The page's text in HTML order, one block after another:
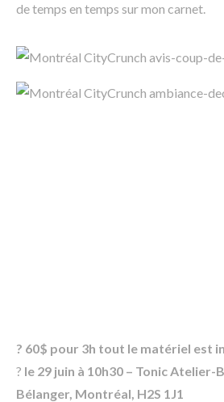
de temps en temps sur mon carnet.
? 60$ pour 3h tout le matériel est
? le 29 juin à 10h30 – Tonic Atelier-
Bélanger, Montréal, H2S 1J1